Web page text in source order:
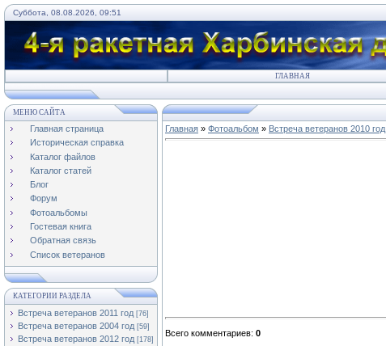
Суббота, 08.08.2026, 09:51
ГЛАВНАЯ
МЕНЮ САЙТА
Главная страница
Историческая справка
Каталог файлов
Каталог статей
Блог
Форум
Фотоальбомы
Гостевая книга
Обратная связь
Список ветеранов
КАТЕГОРИИ РАЗДЕЛА
Встреча ветеранов 2011 год [76]
Встреча ветеранов 2004 год [59]
Встреча ветеранов 2012 год [178]
Главная » Фотоальбом » Встреча ветеранов 2010 год
Всего комментариев: 0